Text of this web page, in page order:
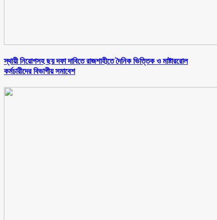
স্থায়ী নিয়োগসহ ছয় দফা দাবিতে রাজশাহীতে দৈনিক ভিত্তিক ও মাষ্টাররোল
কর্মচারীদের বিভাগীয় সমাবেশ